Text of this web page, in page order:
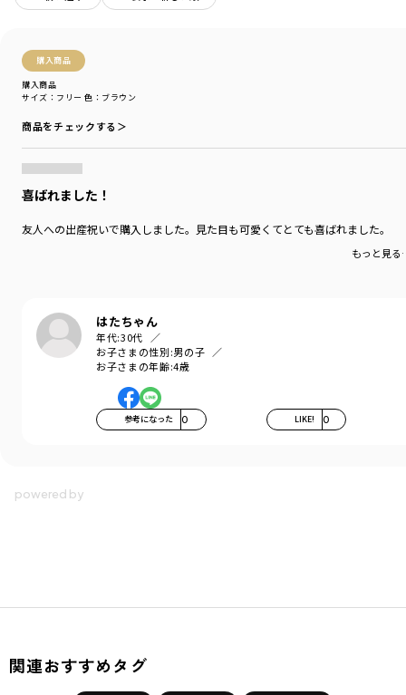
購入商品
購入商品
サイズ：フリー 色：ブラウン
商品をチェックする＞
喜ばれました！
友人への出産祝いで購入しました。見た目も可愛くてとても喜ばれました。
もっと見
はたちゃん
年代:30代
お子さまの性別:男の子
お子さまの年齢:4歳
参考になった 0 LIKE! 0
使用しています
-----
伸縮性：なし
ブランド
カテゴリ
／ ベビーウェア
性別タイプ
／GIRL
関連おすすめタグ